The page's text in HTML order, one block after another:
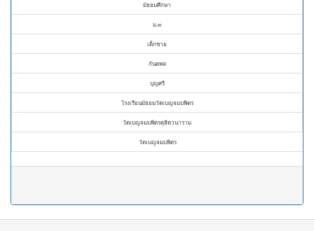
มัธยมศึกษา
ม.๓
เด็กชาย
กันตพล
บุญศรี
โรงเรียนมัธยมวัดเบญจมบพิตร
วัดเบญจมบพิตรดุสิตวนาราม
วัดเบญจมบพิตร